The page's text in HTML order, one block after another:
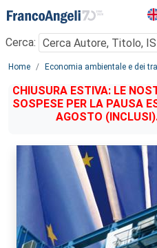
Menu
Cerca:
Main content
Home Economia ambientale e dei
CHIUSURA ESTIVA: LE
SOSPESE PER LA PAUSA
AGOSTO